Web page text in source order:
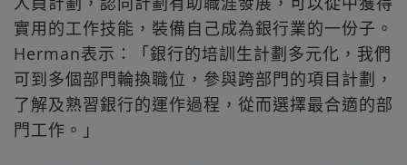
實用的工作技能，裝備自己成為銀行業的一份子。
Herman表示：「銀行的培訓生計劃多元化，我們
可到多個部門輪換職位，參與跨部門的項目計劃，
了解及熟習銀行的運作過程，從而選擇最合適的部
門工作。」